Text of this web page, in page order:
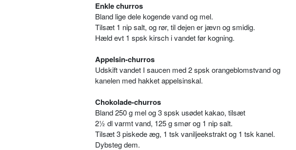
Enkle churros
Bland lige dele kogende vand og mel.
Tilsæt 1 nip salt, og rør, til dejen er jævn og smidig.
Hæld evt 1 spsk kirsch i vandet før kogning.
Appelsin-churros
Udskift vandet I saucen med 2 spsk orangeblomstvand og
kanelen med hakket appelsinskal.
Chokolade-churros
Bland 250 g mel og 3 spsk usødet kakao, tilsæt
2½ dl varmt vand, 125 g smør og 1 nip salt.
Tilsæt 3 piskede æg, 1 tsk vaniljeekstrakt og 1 tsk kanel.
Dybsteg dem.